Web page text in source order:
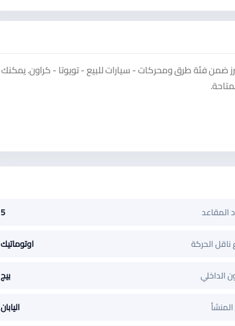
٢.٤ تيربو على منصة سوق دادسترز ضمن فئة طرق ومحركات - سيارات للبيع - تويوتا - كراون. يمكنك
المقاعد 5
ناقل الحركة اوتوماتيك
الداخلي بيج
المنشأ اليابان